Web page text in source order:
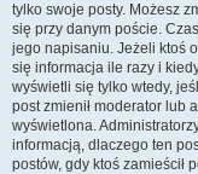
tylko swoje posty. Możesz
się przy danym poście.
jego napisaniu. Jeżeli ktoś
się informacja ile razy i
wyświetli się tylko wtedy,
post zmienił moderator lub
wyświetlona.
informacją, dlaczego ten
postów, gdy ktoś zamieścił